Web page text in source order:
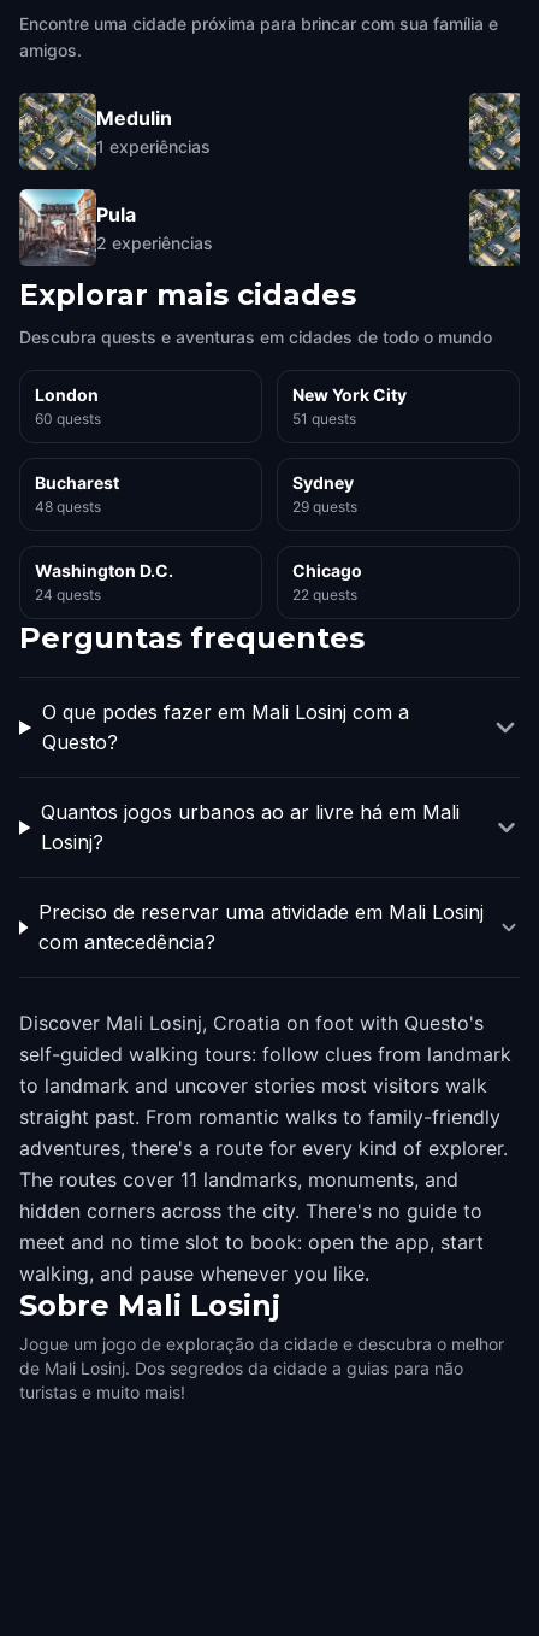
Encontre uma cidade próxima para brincar com sua família e
amigos.
Medulin
1 experiências
Pula
2 experiências
Explorar mais cidades
Descubra quests e aventuras em cidades de todo o mundo
London
60 quests
New York City
51 quests
Bucharest
48 quests
Sydney
29 quests
Washington D.C.
24 quests
Chicago
22 quests
Perguntas frequentes
O que podes fazer em Mali Losinj com a
Questo?
Quantos jogos urbanos ao ar livre há em Mali
Losinj?
Preciso de reservar uma atividade em Mali Losinj
com antecedência?
Discover Mali Losinj, Croatia on foot with Questo's
self-guided walking tours: follow clues from landmark
to landmark and uncover stories most visitors walk
straight past. From romantic walks to family-friendly
adventures, there's a route for every kind of explorer.
The routes cover 11 landmarks, monuments, and
hidden corners across the city. There's no guide to
meet and no time slot to book: open the app, start
walking, and pause whenever you like.
Sobre Mali Losinj
Jogue um jogo de exploração da cidade e descubra o melhor
de Mali Losinj. Dos segredos da cidade a guias para não
turistas e muito mais!